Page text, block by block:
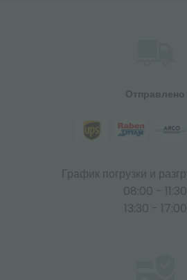
Отправлено
График погрузки и
08:00 - 11:30
13:30 - 17:00